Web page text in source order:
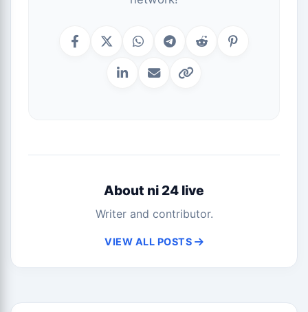
About ni 24 live
Writer and contributor.
VIEW ALL POSTS